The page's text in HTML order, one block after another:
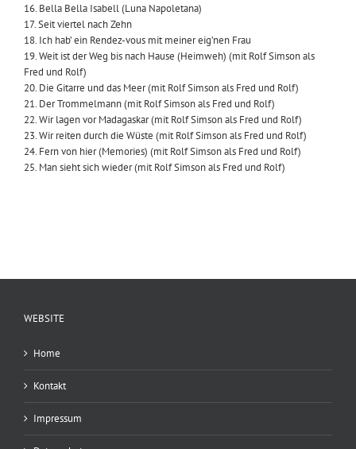
16. Bella Bella Isabell (Luna Napoletana)
17. Seit viertel nach Zehn
18. Ich hab’ ein Rendez-vous mit meiner eig’nen Frau
19. Weit ist der Weg bis nach Hause (Heimweh) (mit Rolf Simson als
Fred und Rolf)
20. Die Gitarre und das Meer (mit Rolf Simson als Fred und Rolf)
21. Der Trommelmann (mit Rolf Simson als Fred und Rolf)
22. Wir lagen vor Madagaskar (mit Rolf Simson als Fred und Rolf)
23. Wir reiten durch die Wüste (mit Rolf Simson als Fred und Rolf)
24. Fern von hier (Memories) (mit Rolf Simson als Fred und Rolf)
25. Man sieht sich wieder (mit Rolf Simson als Fred und Rolf)
WEBSITE
Home
Kontakt
Impressum